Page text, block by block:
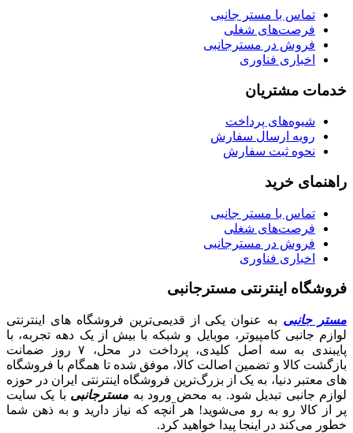
تماس با مستر جانبی
فرصت‌های شغلی
فروش در مسترجانبی
اخباری فناوری
خدمات مشتریان
شیوه‌های پرداخت
رویه ارسال سفارش
نحوه ثبت سفارش
راهنمای خرید
تماس با مستر جانبی
فرصت‌های شغلی
فروش در مسترجانبی
اخباری فناوری
فروشگاه اینترنتی مسترجانبی
مستر جانبی به عنوان یکی از قدیمی‌ترین فروشگاه های اینترنتی
لوازم جانبی کامپیوتر، موبایل و شبکه با بیش از یک دهه تجربه، با
پایبندی به سه اصل کلیدی، پرداخت در محل، ۷ روز ضمانت
بازگشت کالا و تضمین اصالت کالا، موفق شده تا همگام با فروشگاه‌
های معتبر دنیا، به یک از بزرگ‌ترین فروشگاه اینترنتی ایران در حوزه
لوازم جانبی تبدیل شود. به محض ورود به مسترجانبی با یک سایت
پر از کالا رو به رو می‌شوید! هر آنچه که نیاز دارید و به ذهن شما
خطور می‌کند در اینجا پیدا خواهید کرد.